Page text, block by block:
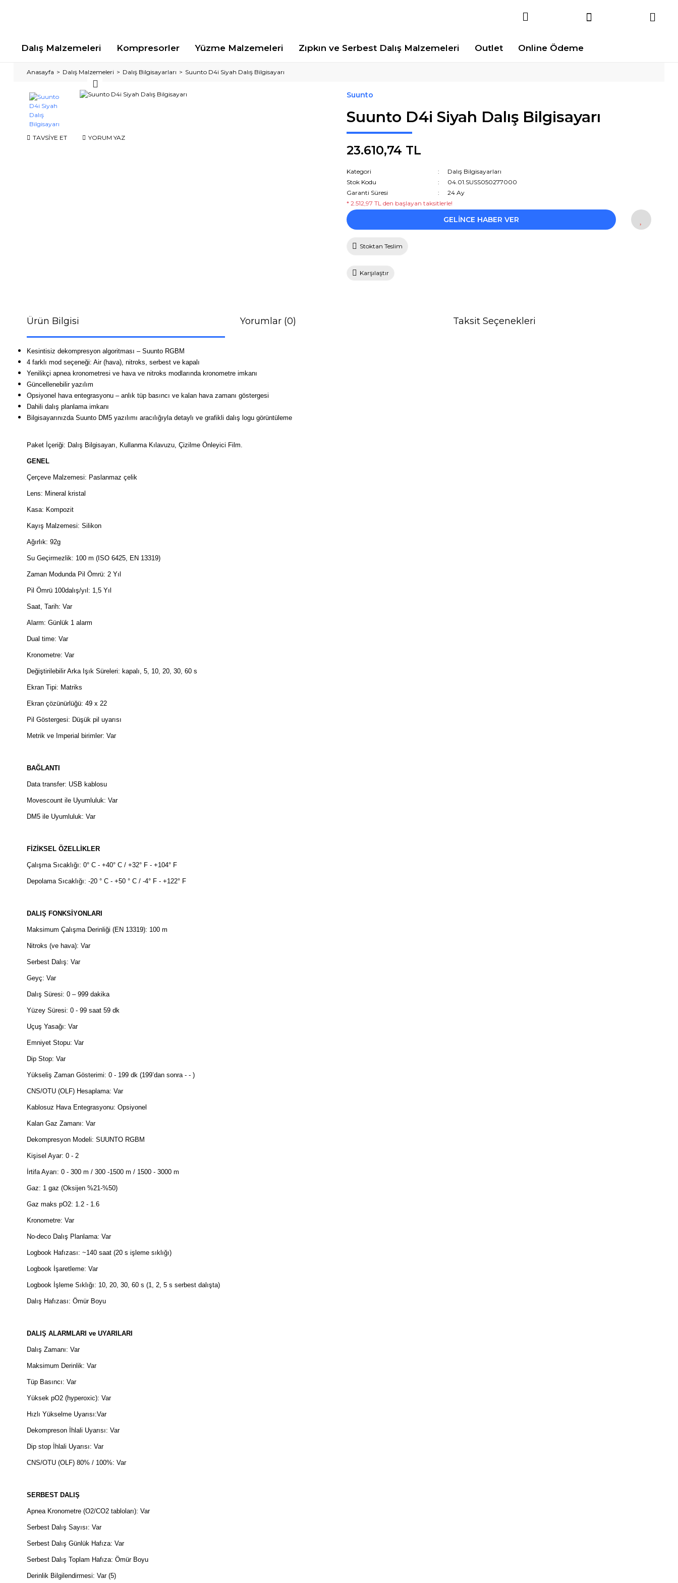
Dalış Malzemeleri Kompresorler Yüzme Malzemeleri Zıpkın ve Serbest Dalış Malzemeleri Outlet Online Ödeme
Anasayfa Dalış Malzemeleri Dalış Bilgisayarları Suunto D4i Siyah Dalış Bilgisayarı
TAVSİYE ET YORUM YAZ
Suunto
Suunto D4i Siyah Dalış Bilgisayarı
23.610,74 TL
Kategori
Dalış Bilgisayarları
Stok Kodu
04.01.SUSS050277000
Garanti Süresi
24 Ay
* 2.512,97 TL den başlayan taksitlerle!
GELİNCE HABER VER
Stoktan Teslim
Karşılaştır
Ürün Bilgisi Yorumlar (0) Taksit Seçenekleri
Kesintisiz dekompresyon algoritması – Suunto RGBM
4 farklı mod seçeneği: Air (hava), nitroks, serbest ve kapalı
Yenilikçi apnea kronometresi ve hava ve nitroks modlarında kronometre imkanı
Güncellenebilir yazılım
Opsiyonel hava entegrasyonu – anlık tüp basıncı ve kalan hava zamanı göstergesi
Dahili dalış planlama imkanı
Bilgisayarınızda Suunto DM5 yazılımı aracılığıyla detaylı ve grafikli dalış logu görüntüleme
Paket İçeriği: Dalış Bilgisayarı, Kullanma Kılavuzu, Çizilme Önleyici Film.
GENEL
Çerçeve Malzemesi: Paslanmaz çelik
Lens: Mineral kristal
Kasa: Kompozit
Kayış Malzemesi: Silikon
Ağırlık: 92g
Su Geçirmezlik: 100 m (ISO 6425, EN 13319)
Zaman Modunda Pil Ömrü: 2 Yıl
Pil Ömrü 100dalış/yıl: 1,5 Yıl
Saat, Tarih: Var
Alarm: Günlük 1 alarm
Dual time: Var
Kronometre: Var
Değiştirilebilir Arka Işık Süreleri: kapalı, 5, 10, 20, 30, 60 s
Ekran Tipi: Matriks
Ekran çözünürlüğü: 49 x 22
Pil Göstergesi: Düşük pil uyarısı
Metrik ve Imperial birimler: Var
BAĞLANTI
Data transfer: USB kablosu
Movescount ile Uyumluluk: Var
DM5 ile Uyumluluk: Var
FİZİKSEL ÖZELLİKLER
Çalışma Sıcaklığı: 0° C - +40° C / +32° F - +104° F
Depolama Sıcaklığı: -20 ° C - +50 ° C / -4° F - +122° F
DALIŞ FONKSİYONLARI
Maksimum Çalışma Derinliği (EN 13319): 100 m
Nitroks (ve hava): Var
Serbest Dalış: Var
Geyç: Var
Dalış Süresi: 0 – 999 dakika
Yüzey Süresi: 0 - 99 saat 59 dk
Uçuş Yasağı: Var
Emniyet Stopu: Var
Dip Stop: Var
Yükseliş Zaman Gösterimi: 0 - 199 dk (199’dan sonra - - )
CNS/OTU (OLF) Hesaplama: Var
Kablosuz Hava Entegrasyonu: Opsiyonel
Kalan Gaz Zamanı: Var
Dekompresyon Modeli: SUUNTO RGBM
Kişisel Ayar: 0 - 2
İrtifa Ayarı: 0 - 300 m / 300 -1500 m / 1500 - 3000 m
Gaz: 1 gaz (Oksijen %21-%50)
Gaz maks pO2: 1.2 - 1.6
Kronometre: Var
No-deco Dalış Planlama: Var
Logbook Hafızası: ~140 saat (20 s işleme sıklığı)
Logbook İşaretleme: Var
Logbook İşleme Sıklığı: 10, 20, 30, 60 s (1, 2, 5 s serbest dalışta)
Dalış Hafızası: Ömür Boyu
DALIŞ ALARMLARI ve UYARILARI
Dalış Zamanı: Var
Maksimum Derinlik: Var
Tüp Basıncı: Var
Yüksek pO2 (hyperoxic): Var
Hızlı Yükselme Uyarısı:Var
Dekompreson İhlali Uyarısı: Var
Dip stop İhlali Uyarısı: Var
CNS/OTU (OLF) 80% / 100%: Var
SERBEST DALIŞ
Apnea Kronometre (O2/CO2 tabloları): Var
Serbest Dalış Sayısı: Var
Serbest Dalış Günlük Hafıza: Var
Serbest Dalış Toplam Hafıza: Ömür Boyu
Derinlik Bilgilendirmesi: Var (5)